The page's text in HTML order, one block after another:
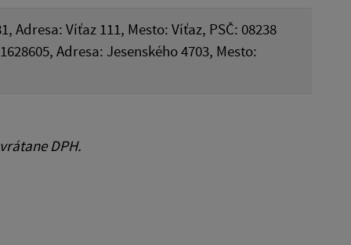
Adresa: Víťaz 111, Mesto: Víťaz, PSČ: 08238
Adresa: Jesenského 4703, Mesto:
DPH.